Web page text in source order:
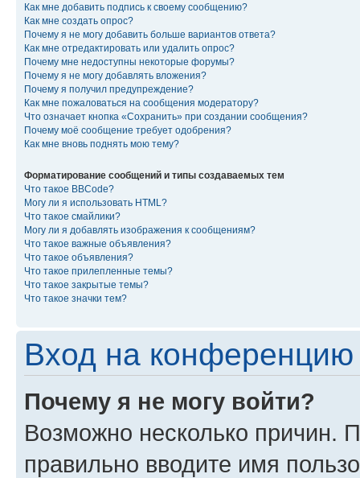
Как мне добавить подпись к своему сообщению?
Как мне создать опрос?
Почему я не могу добавить больше вариантов ответа?
Как мне отредактировать или удалить опрос?
Почему мне недоступны некоторые форумы?
Почему я не могу добавлять вложения?
Почему я получил предупреждение?
Как мне пожаловаться на сообщения модератору?
Что означает кнопка «Сохранить» при создании сообщения?
Почему моё сообщение требует одобрения?
Как мне вновь поднять мою тему?
Форматирование сообщений и типы создаваемых тем
Что такое BBCode?
Могу ли я использовать HTML?
Что такое смайлики?
Могу ли я добавлять изображения к сообщениям?
Что такое важные объявления?
Что такое объявления?
Что такое прилепленные темы?
Что такое закрытые темы?
Что такое значки тем?
Вход на конференцию
Почему я не могу войти?
Возможно несколько причин.
правильно вводите имя